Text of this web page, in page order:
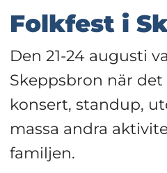
Folkfest i
Den 21-24 augusti
Skeppsbron när
konsert, standup,
massa andra
familjen.